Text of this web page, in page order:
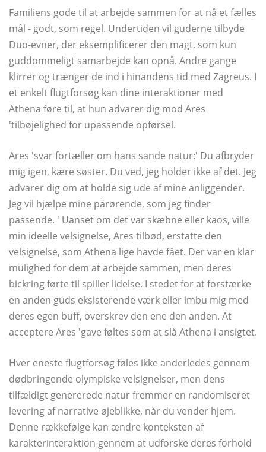
Familiens gode til at arbejde sammen for at nå et fælles
mål - godt, som regel. Undertiden vil guderne tilbyde
Duo-evner, der eksemplificerer den magt, som kun
guddommeligt samarbejde kan opnå. Andre gange
klirrer og trænger de ind i hinandens tid med Zagreus. I
et enkelt flugtforsøg kan dine interaktioner med
Athena føre til, at hun advarer dig mod Ares
'tilbøjelighed for upassende opførsel.
Ares 'svar fortæller om hans sande natur:' Du afbryder
mig igen, kære søster. Du ved, jeg holder ikke af det. Jeg
advarer dig om at holde sig ude af mine anliggender.
Jeg vil hjælpe mine pårørende, som jeg finder
passende. ' Uanset om det var skæbne eller kaos, ville
min ideelle velsignelse, Ares tilbød, erstatte den
velsignelse, som Athena lige havde fået. Der var en klar
mulighed for dem at arbejde sammen, men deres
bickring førte til spiller lidelse. I stedet for at forstærke
en anden guds eksisterende værk eller imbu mig med
deres egen buff, overskrev den ene den anden. At
acceptere Ares 'gave føltes som at slå Athena i ansigtet.
Hver eneste flugtforsøg føles ikke anderledes gennem
dødbringende olympiske velsignelser, men dens
tilfældigt genererede natur fremmer en randomiseret
levering af narrative øjeblikke, når du vender hjem.
Denne rækkefølge kan ændre konteksten af ​​
karakterinteraktion gennem at udforske deres forhold